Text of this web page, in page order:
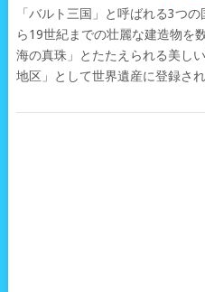
「バルト三国」と呼ばれる3つ
ら19世紀までの壮麗な建造物を
海の真珠」とたたえられる美し
地区」として世界遺産に登録され